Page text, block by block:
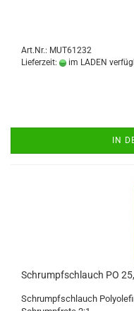
Art.Nr.: MUT61232
Lieferzeit:
im LADEN
IN
Schrumpfschlauch PO
Schrumpfschlauch